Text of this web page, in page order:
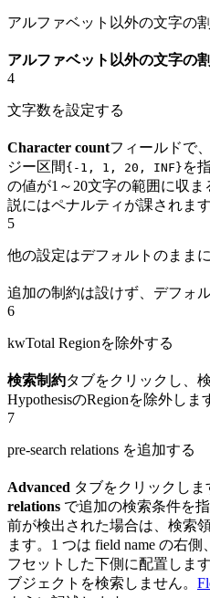
アルファベット以外の文字の
アルファベット以外の文字の
4
文字数を設定する
Character countフィールドで
ジー区間 {-1, 1, 20, INF} を
の値が1～20文字の範囲に収
説にはペナルティが課されます
5
他の設定はデフォルトのまま
追加の制約は設けず、デフォ
6
kwTotal Regionを除外する
検索制約タブをクリックし、
HypothesisのRegionを除外しま
7
pre-search relations を追加する
Advanced タブをクリックしま
relations で追加の検索条件を指
前が検出された場合は、検索
ます。1 つは field name の右
フセットした下側に配置しま
ブジェクトを検索しません。